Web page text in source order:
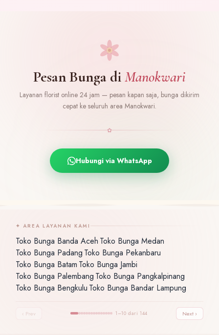
Pesan Bunga diManokwari
Layanan florist online 24 jam — pesan kapan saja, bunga dikirim
cepat ke seluruh area Manokwari.
✿
Hubungi via WhatsApp
✦ AREA LAYANAN KAMI
Toko Bunga Banda Aceh Toko Bunga Medan
Toko Bunga Padang Toko Bunga Pekanbaru
Toko Bunga Batam Toko Bunga Jambi
Toko Bunga Palembang Toko Bunga Pangkalpinang
Toko Bunga Bengkulu Toko Bunga Bandar Lampung
‹ Prev 1–10 dari 144 Next ›